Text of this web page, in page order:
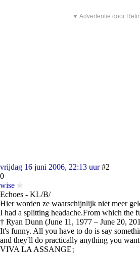
▼ Advertentie door
vrijdag 16 juni 2006, 22:13 uur #2
0
wise
Echoes - KL/B/
Hier worden ze waarschijnlijk niet meer
I had a splitting headache.From which the
† Ryan Dunn (June 11, 1977 – June 20,
It's funny. All you have to do is say
and they'll do practically anything you
VIVA LA ASSANGE¡